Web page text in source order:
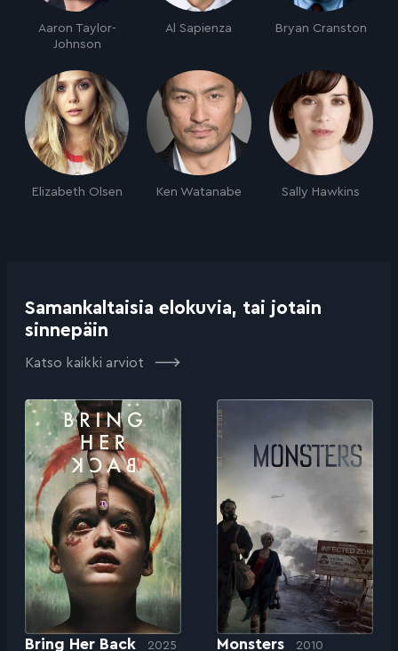
Aaron Taylor-
Johnson
Al Sapienza Bryan Cranston
Elizabeth Olsen Ken Watanabe Sally Hawkins
Samankaltaisia elokuvia, tai jotain
sinnepäin
Katso kaikki arviot
Bring Her Back 2025 Monsters 2010